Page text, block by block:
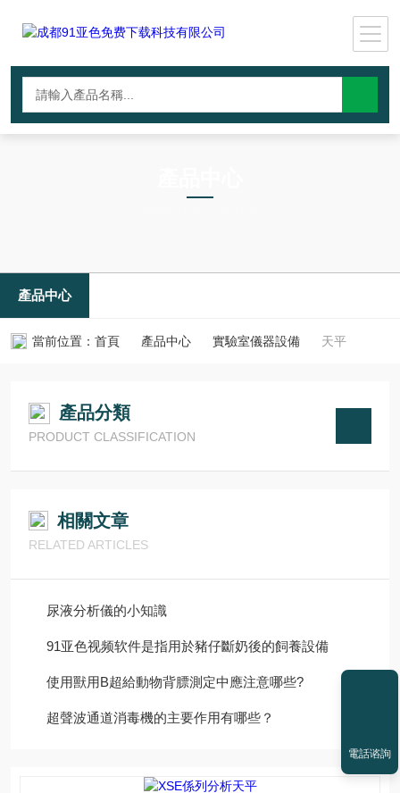
產品中心
當前位置： 首頁 產品中心 實驗室儀器設備 天平
產品分類
PRODUCT CLASSIFICATION
相關文章
RELATED ARTICLES
尿液分析儀的小知識
91亚色视频软件是指用於豬仔斷奶後的飼養設備
使用獸用B超給動物背膘測定中應注意哪些?
超聲波通道消毒機的主要作用有哪些？
電話谘詢